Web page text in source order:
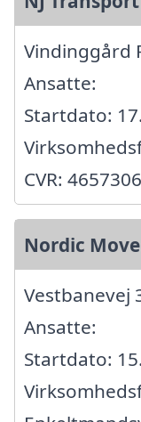
Vindinggård
Ansatte:
Startdato:
CVR:
Nordic Move
Vestbanevej
Ansatte:
Startdato: